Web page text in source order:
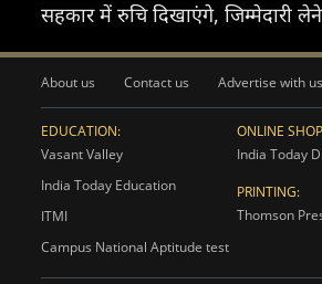
सहकार में रुचि दिखाएंगे, जिम्मेदारी
About us Contact us Advertise with us
EDUCATION:
Vasant Valley
India Today Education
ITMI
Campus National Aptitude test
ONLINE
India Today
PRINTING:
Thomson